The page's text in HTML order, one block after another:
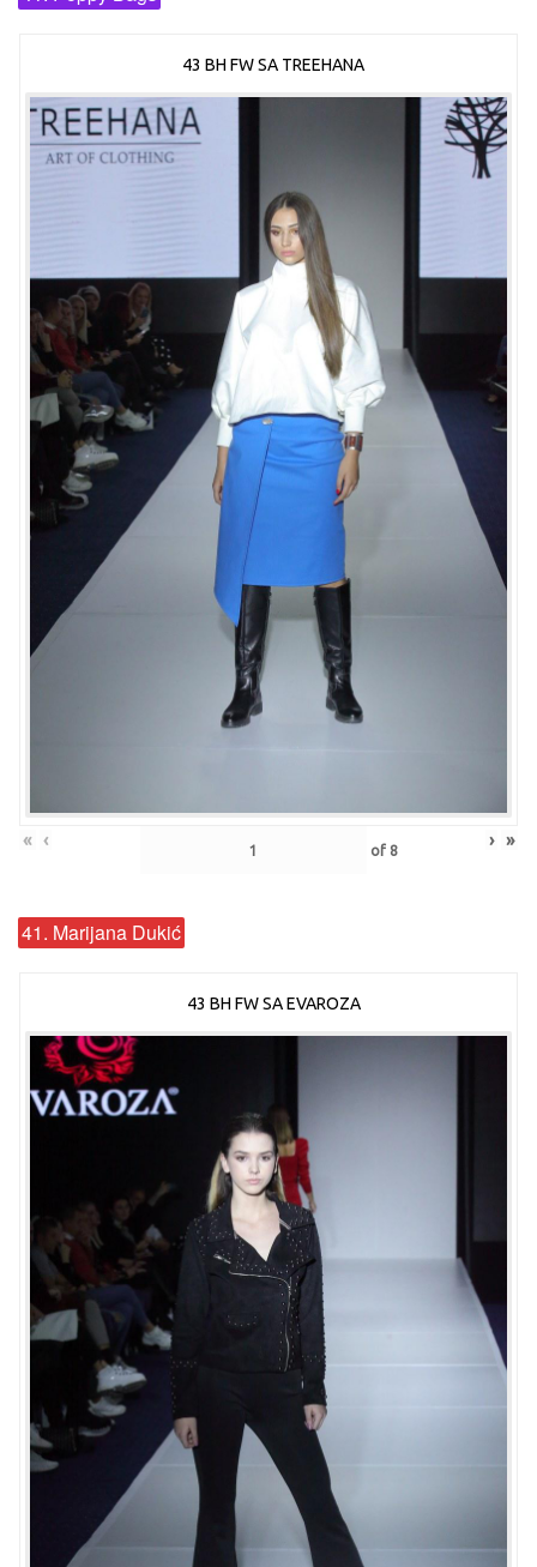
43 BH FW SA TREEHANA
« ‹ of 8 › »
41. Marijana Dukić
43 BH FW SA EVAROZA